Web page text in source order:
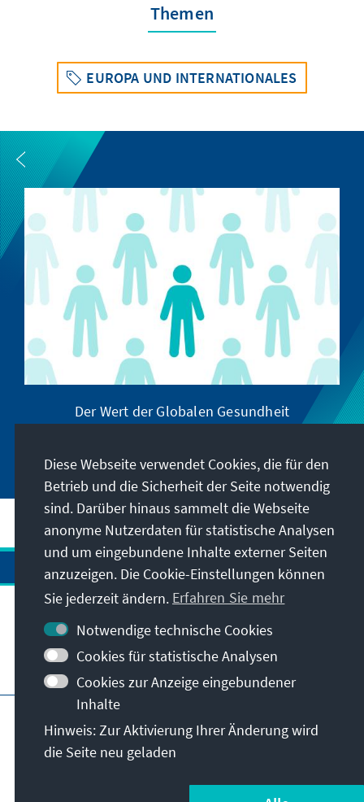
Themen
EUROPA UND INTERNATIONALES
Der Wert der Globalen Gesundheit
Kontakt
Besuchen Sie auch
Hauptseite der KAS
Nutzungsbedingungen
Erklärung zur Barrierefreiheit
© Konrad-Adenauer-Stiftung e.V. 2026
Diese Webseite verwendet Cookies, die für den
Betrieb und die Sicherheit der Seite notwendig
sind. Darüber hinaus sammelt die Webseite
anonyme Nutzerdaten für statistische Analysen
und um eingebundene Inhalte externer Seiten
anzuzeigen. Die Cookie-Einstellungen können
Sie jederzeit ändern. Erfahren Sie mehr
Notwendige technische Cookies
Cookies für statistische Analysen
Cookies zur Anzeige eingebundener
Inhalte
Hinweis: Zur Aktivierung Ihrer Änderung wird
die Seite neu geladen